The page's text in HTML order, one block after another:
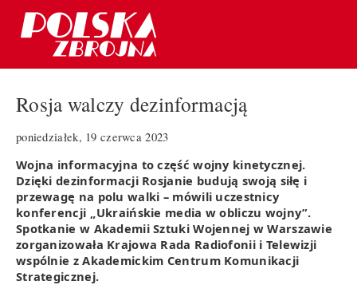
Rosja walczy dezinformacją
poniedziałek, 19 czerwca 2023
Wojna informacyjna to część wojny kinetycznej.
Dzięki dezinformacji Rosjanie budują swoją siłę i
przewagę na polu walki – mówili uczestnicy
konferencji „Ukraińskie media w obliczu wojny”.
Spotkanie w Akademii Sztuki Wojennej w Warszawie
zorganizowała Krajowa Rada Radiofonii i Telewizji
wspólnie z Akademickim Centrum Komunikacji
Strategicznej.